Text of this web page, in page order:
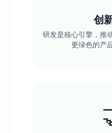
创
研发是核心引擎，推
更绿色的产